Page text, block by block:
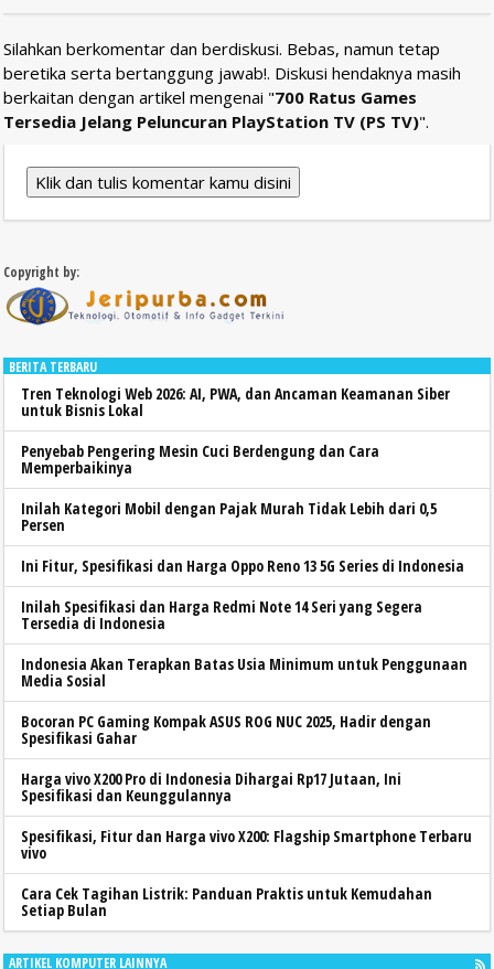
Silahkan berkomentar dan berdiskusi. Bebas, namun tetap
beretika serta bertanggung jawab!. Diskusi hendaknya masih
berkaitan dengan artikel mengenai "700 Ratus Games
Tersedia Jelang Peluncuran PlayStation TV (PS TV)".
Klik dan tulis komentar kamu disini
Copyright by:
BERITA TERBARU
Tren Teknologi Web 2026: AI, PWA, dan Ancaman Keamanan Siber
untuk Bisnis Lokal
Penyebab Pengering Mesin Cuci Berdengung dan Cara
Memperbaikinya
Inilah Kategori Mobil dengan Pajak Murah Tidak Lebih dari 0,5
Persen
Ini Fitur, Spesifikasi dan Harga Oppo Reno 13 5G Series di Indonesia
Inilah Spesifikasi dan Harga Redmi Note 14 Seri yang Segera
Tersedia di Indonesia
Indonesia Akan Terapkan Batas Usia Minimum untuk Penggunaan
Media Sosial
Bocoran PC Gaming Kompak ASUS ROG NUC 2025, Hadir dengan
Spesifikasi Gahar
Harga vivo X200 Pro di Indonesia Dihargai Rp17 Jutaan, Ini
Spesifikasi dan Keunggulannya
Spesifikasi, Fitur dan Harga vivo X200: Flagship Smartphone Terbaru
vivo
Cara Cek Tagihan Listrik: Panduan Praktis untuk Kemudahan
Setiap Bulan
ARTIKEL KOMPUTER LAINNYA